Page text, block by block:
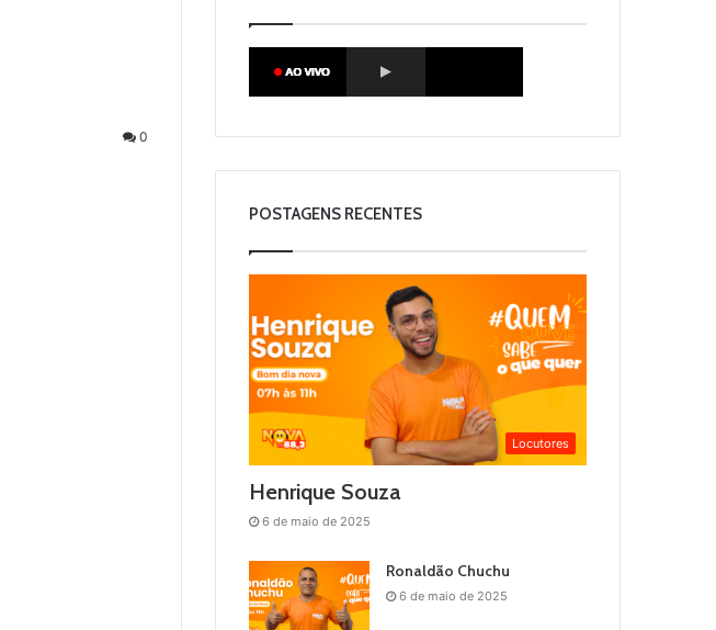
0
POSTAGENS RECENTES
Locutores
Henrique Souza
6 de maio de 2025
Ronaldão Chuchu
6 de maio de 2025